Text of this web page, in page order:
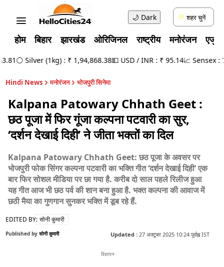
🌙 Dark शहर चुनें
होम बिहार झारखंड ओरिजिनल राष्ट्रीय मनोरंजन
⚪ Silver (1kg) : ₹ 1,94,868.38💵 USD / INR : ₹ 95.14📈 Sensex :
Hindi News मनोरंजन भोजपुरी सिनेमा
Kalpana Patowary Chhath Geet :
छठ पूजा में फिर गूंजा कल्पना पटवारी का सुर,
‘दर्शन देखाई दिही’ ने जीता भक्तों का दिल
Kalpana Patowary Chhath Geet: छठ पूजा के अवसर पर
भोजपुरी फोक सिंगर कल्पना पटवारी का भक्ति गीत ‘दर्शन देखाई दिही’ एक
बार फिर सोशल मीडिया पर छा गया है. करीब दो साल पहले रिलीज हुआ
यह गीत आज भी छठ पर्व की शान बना हुआ है. भक्त कल्पना की आवाज में
छठी मैया का गुणगान सुनकर भक्ति में डूब रहे हैं.
EDITED BY: सोनी कुमारी
Published by सोनी कुमारी Updated : 27 अक्टूबर 2025 10:24 पूर्वाह्न IST
विज्ञापन